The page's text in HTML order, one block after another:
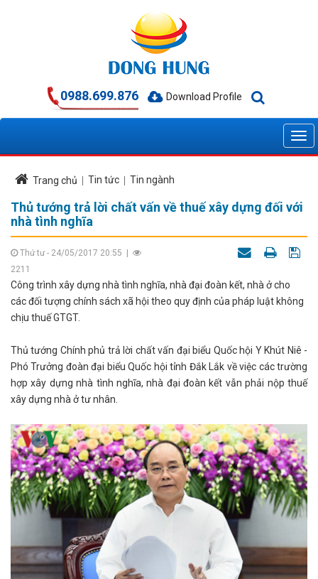
0988.699.876 Download Profile
Trang chủ Tin tức Tin ngành
Thủ tướng trả lời chất vấn về thuế xây dựng đối với
nhà tình nghĩa
Thứ tư - 24/05/2017 20:55
2211
Công trình xây dựng nhà tình nghĩa, nhà đại đoàn kết, nhà ở cho
các đối tượng chính sách xã hội theo quy định của pháp luật không
chịu thuế GTGT.
Thủ tướng Chính phủ trả lời chất vấn đại biểu Quốc hội Y Khút Niê -
Phó Trưởng đoàn đại biểu Quốc hội tỉnh Đắk Lắk về việc các trường
hợp xây dựng nhà tình nghĩa, nhà đại đoàn kết vẫn phải nộp thuế
xây dựng nhà ở tư nhân.